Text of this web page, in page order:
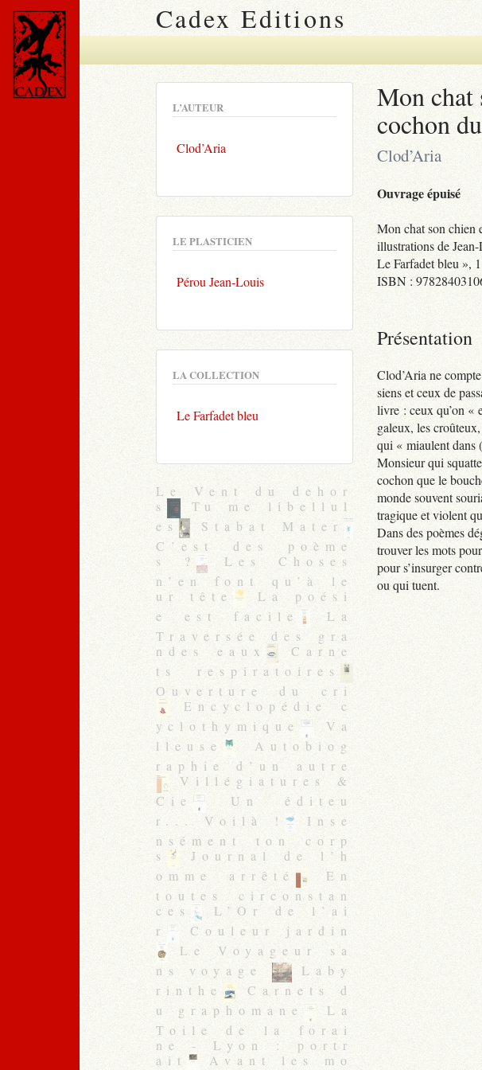
Cadex Editions
Mon chat
cochon
Clod’Aria
Ouvrage épuisé
Mon chat son chien
illustrations de
Le Farfadet bleu »,
ISBN :
Présentation
Clod’Aria ne
siens et ceux de
livre : ceux qu’on «
galeux, les
qui « miaulent dans
Monsieur qui
cochon que le
monde souvent
tragique et violent
Dans des poèmes
trouver les mots
pour s’insurger
ou qui tuent.
L’AUTEUR
Clod’Aria
LE PLASTICIEN
Pérou Jean-Louis
LA COLLECTION
Le Farfadet bleu
Le Vent du dehor
s
Tu me libellul
es
Stabat Mater
C’est des poème
s ?
Les Choses
n’en font qu’à le
ur tête
La poési
e est facile
La
Traversée des gra
ndes eaux
Carne
ts respiratoires
Ouverture du cri
Encyclopédie c
yclothymique
Va
lleuse
Autobiog
raphie d’un autre
Villégiatures &
Cie
Un éditeu
r... Voilà !
Inse
nsément ton corp
s
Journal de l’h
omme arrêté
En
toutes circonstan
ces
L’Or de l’ai
r
Couleur jardin
Le Voyageur sa
ns voyage
Laby
rinthe
Carnets d
u graphomane
La
Toile de la forai
ne - Lyon : portr
ait
Avant les mo